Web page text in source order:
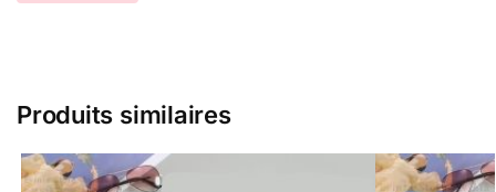
Produits similaires